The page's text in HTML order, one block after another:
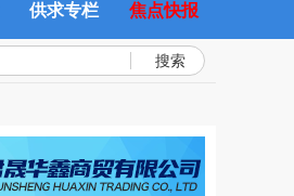
供求专栏 焦点快报
搜索